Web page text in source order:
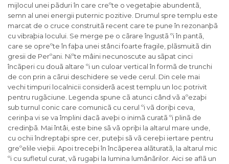
mijlocul unei pãduri în care creºte o vegetaþie abundentã,
semn al unei energii puternic pozitive. Drumul spre templu este
marcat de o cruce construitã recent care te pune în rezonanþã
cu vibraþia locului. Se merge pe o cãrare îngustã ºi în pantã,
care se opreºte în faþa unei stânci foarte fragile, plãsmuitã din
gresii de Perºani. Niºte mâini necunoscute au sãpat cinci
încãperi cu douã altare ºi un culoar vertical în formã de trunchi
de con prin a cãrui deschidere se vede cerul. Din cele mai
vechi timpuri localnicii considerã acest templu un loc potrivit
pentru rugãciune. Legenda spune cã atunci când vã aºezaþi
sub turnul conic care comunicã cu cerul ºi vã doriþi ceva,
cerinþa vi se va împlini dacã aveþi o inimã curatã ºi plinã de
credinþã. Mai întâi, este bine sã vã opriþi la altarul mare unde,
cu ochii îndreptaþi spre cer, puteþi sã vã cereþi iertare pentru
greºelile vieþii. Apoi treceþi în încãperea alãturatã, la altarul mic
ºi cu sufletul curat, vã rugaþi la lumina lumânãrilor. Aici se aflã un